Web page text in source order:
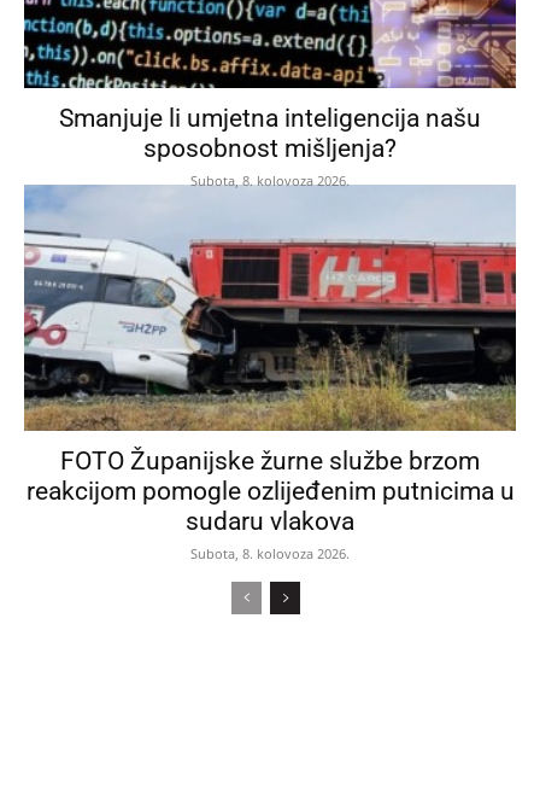
Smanjuje li umjetna inteligencija našu
sposobnost mišljenja?
Subota, 8. kolovoza 2026.
FOTO Županijske žurne službe brzom
reakcijom pomogle ozlijeđenim putnicima u
sudaru vlakova
Subota, 8. kolovoza 2026.